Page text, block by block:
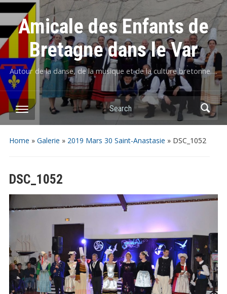
Amicale des Enfants de
Bretagne dans le Var
Autour de la danse, de la musique et de la culture bretonne….
Home » Galerie » 2019 Mars 30 Saint-Anastasie » DSC_1052
DSC_1052